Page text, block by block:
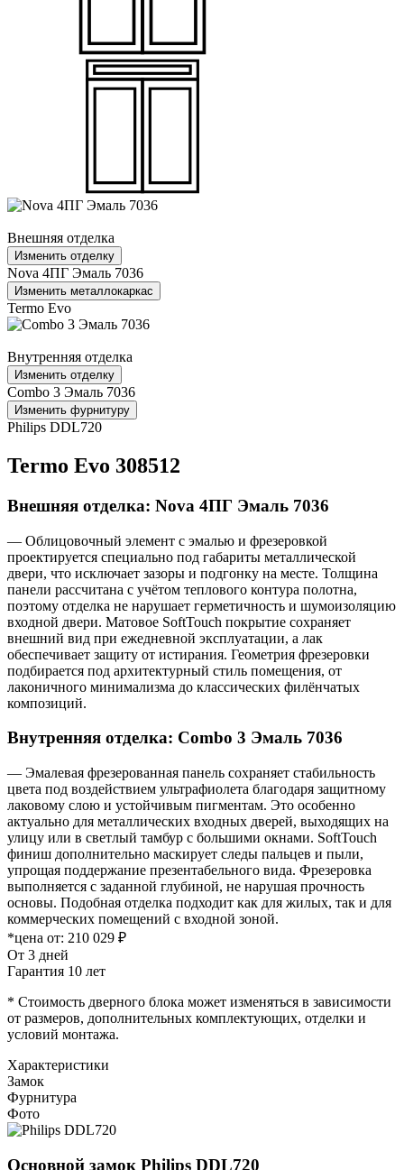
Внешняя отделка
Изменить отделку
Nova 4ПГ Эмаль 7036
Изменить металлокаркас
Termo Evo
Внутренняя отделка
Изменить отделку
Combo 3 Эмаль 7036
Изменить фурнитуру
Philips DDL720
Termo Evo 308512
Внешняя отделка: Nova 4ПГ Эмаль 7036
— Облицовочный элемент с эмалью и фрезеровкой
проектируется специально под габариты металлической
двери, что исключает зазоры и подгонку на месте. Толщина
панели рассчитана с учётом теплового контура полотна,
поэтому отделка не нарушает герметичность и шумоизоляцию
входной двери. Матовое SoftTouch покрытие сохраняет
внешний вид при ежедневной эксплуатации, а лак
обеспечивает защиту от истирания. Геометрия фрезеровки
подбирается под архитектурный стиль помещения, от
лаконичного минимализма до классических филёнчатых
композиций.
Внутренняя отделка: Combo 3 Эмаль 7036
— Эмалевая фрезерованная панель сохраняет стабильность
цвета под воздействием ультрафиолета благодаря защитному
лаковому слою и устойчивым пигментам. Это особенно
актуально для металлических входных дверей, выходящих на
улицу или в светлый тамбур с большими окнами. SoftTouch
финиш дополнительно маскирует следы пальцев и пыли,
упрощая поддержание презентабельного вида. Фрезеровка
выполняется с заданной глубиной, не нарушая прочность
основы. Подобная отделка подходит как для жилых, так и для
коммерческих помещений с входной зоной.
*цена от: 210 029 ₽
От 3 дней
Гарантия 10 лет
* Стоимость дверного блока может изменяться в зависимости
от размеров, дополнительных комплектующих, отделки и
условий монтажа.
Характеристики
Замок
Фурнитура
Фото
Основной замок Philips DDL720